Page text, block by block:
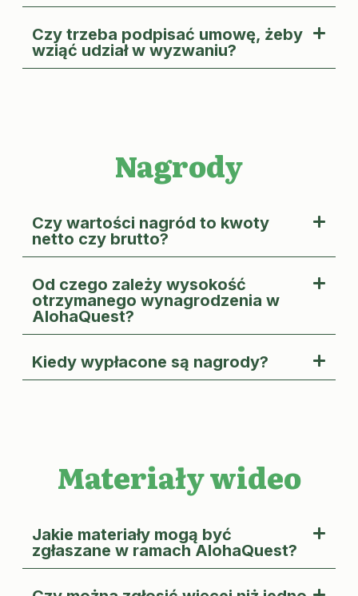
Czy trzeba podpisać umowę, żeby
wziąć udział w wyzwaniu?
Nagrody
Czy wartości nagród to kwoty
netto czy brutto?
Od czego zależy wysokość
otrzymanego wynagrodzenia w
AlohaQuest?
Kiedy wypłacone są nagrody?
Materiały wideo
Jakie materiały mogą być
zgłaszane w ramach AlohaQuest?